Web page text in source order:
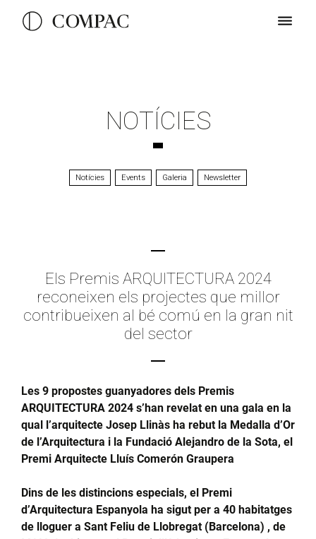
NOTÍCIES
Notícies Events Galeria Newsletter
Els Premis ARQUITECTURA 2024
reconeixen els projectes que millor
contribueixen al bé comú en la gran nit
del sector
Les 9 propostes guanyadores dels Premis
ARQUITECTURA 2024 s’han revelat en una gala en la
qual l’arquitecte Josep Llinàs ha rebut la Medalla d’Or
de l’Arquitectura i la Fundació Alejandro de la Sota, el
Premi Arquitecte Lluís Comerón Graupera
Dins de les distincions especials, el Premi
d’Arquitectura Espanyola ha sigut per a 40 habitatges
de lloguer a Sant Feliu de Llobregat (Barcelona) , de